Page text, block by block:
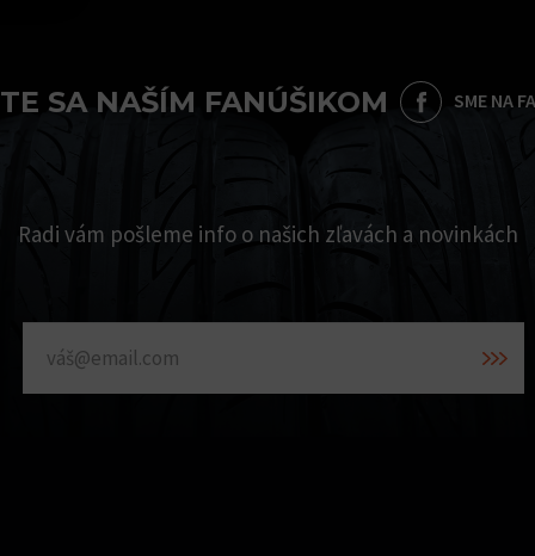
SA NAŠÍM FANÚŠIKOM SME NA
Radi vám pošleme info o našich zľavách a novinkách